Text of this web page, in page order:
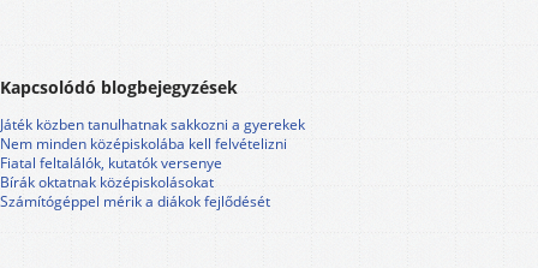
Kapcsolódó blogbejegyzések
Játék közben tanulhatnak sakkozni a gyerekek
Nem minden középiskolába kell felvételizni
Fiatal feltalálók, kutatók versenye
Bírák oktatnak középiskolásokat
Számítógéppel mérik a diákok fejlődését